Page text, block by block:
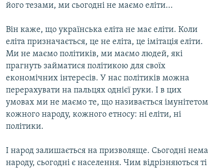
його тезами, ми сьогодні не маємо еліти...
Він каже, що українська еліта не має еліти. Коли
еліта призначається, це не еліта, це імітація еліти.
Ми не маємо політиків, ми маємо людей, які
прагнуть займатися політикою для своїх
економічних інтересів. У нас політиків можна
перерахувати на пальцях однієї руки. І в цих
умовах ми не маємо те, що називається імунітетом
кожного народу, кожного етносу: ні еліти, ні
політики.
І народ залишається на призволяще. Сьогодні нема
народу, сьогодні є населення. Чим відрізняються ті